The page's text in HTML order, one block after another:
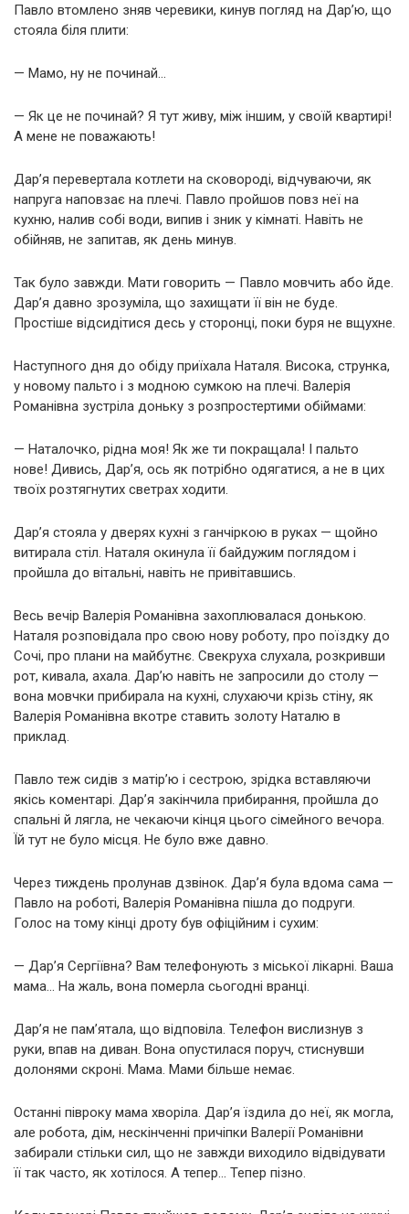
Павло втомлено зняв черевики, кинув погляд на Дар’ю, що
стояла біля плити:
— Мамо, ну не починай…
— Як це не починай? Я тут живу, між іншим, у своїй квартирі!
А мене не поважають!
Дар’я перевертала котлети на сковороді, відчуваючи, як
напруга наповзає на плечі. Павло пройшов повз неї на
кухню, налив собі води, випив і зник у кімнаті. Навіть не
обійняв, не запитав, як день минув.
Так було завжди. Мати говорить — Павло мовчить або йде.
Дар’я давно зрозуміла, що захищати її він не буде.
Простіше відсидітися десь у сторонці, поки буря не вщухне.
Наступного дня до обіду приїхала Наталя. Висока, струнка,
у новому пальто і з модною сумкою на плечі. Валерія
Романівна зустріла доньку з розпростертими обіймами:
— Наталочко, рідна моя! Як же ти покращала! І пальто
нове! Дивись, Дар’я, ось як потрібно одягатися, а не в цих
твоїх розтягнутих светрах ходити.
Дар’я стояла у дверях кухні з ганчіркою в руках — щойно
витирала стіл. Наталя окинула її байдужим поглядом і
пройшла до вітальні, навіть не привітавшись.
Весь вечір Валерія Романівна захоплювалася донькою.
Наталя розповідала про свою нову роботу, про поїздку до
Сочі, про плани на майбутнє. Свекруха слухала, розкривши
рот, кивала, ахала. Дар’ю навіть не запросили до столу —
вона мовчки прибирала на кухні, слухаючи крізь стіну, як
Валерія Романівна вкотре ставить золоту Наталю в
приклад.
Павло теж сидів з матір’ю і сестрою, зрідка вставляючи
якісь коментарі. Дар’я закінчила прибирання, пройшла до
спальні й лягла, не чекаючи кінця цього сімейного вечора.
Їй тут не було місця. Не було вже давно.
Через тиждень пролунав дзвінок. Дар’я була вдома сама —
Павло на роботі, Валерія Романівна пішла до подруги.
Голос на тому кінці дроту був офіційним і сухим:
— Дар’я Сергіївна? Вам телефонують з міської лікарні. Ваша
мама… На жаль, вона померла сьогодні вранці.
Дар’я не пам’ятала, що відповіла. Телефон вислизнув з
руки, впав на диван. Вона опустилася поруч, стиснувши
долонями скроні. Мама. Мами більше немає.
Останні півроку мама хворіла. Дар’я їздила до неї, як могла,
але робота, дім, нескінченні причіпки Валерії Романівни
забирали стільки сил, що не завжди виходило відвідувати
її так часто, як хотілося. А тепер… Тепер пізно.